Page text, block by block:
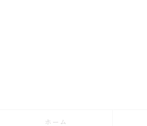
ホーム